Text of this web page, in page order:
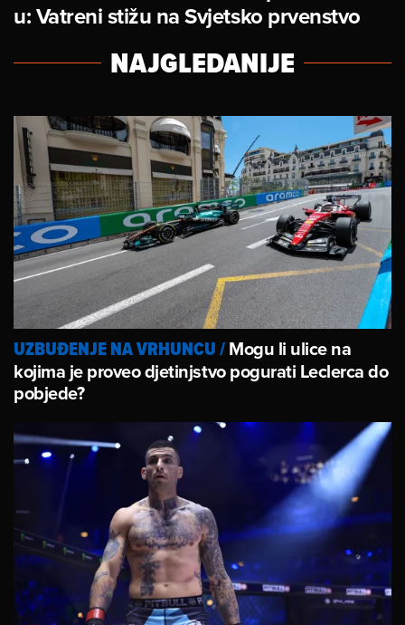
u: Vatreni stižu na Svjetsko prvenstvo
NAJGLEDANIJE
UZBUĐENJE NA VRHUNCU/Mogu li ulice na
kojima je proveo djetinjstvo pogurati Leclerca do
pobjede?